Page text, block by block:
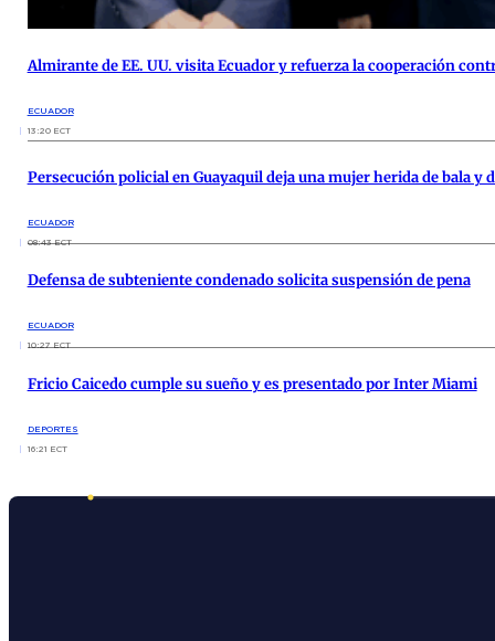
Almirante de EE. UU. visita Ecuador y refuerza la cooperación
ECUADOR
13:20 ECT
Persecución policial en Guayaquil deja una mujer herida de bala y
ECUADOR
08:43 ECT
Defensa de subteniente condenado solicita suspensión de pena
ECUADOR
10:27 ECT
Fricio Caicedo cumple su sueño y es presentado por Inter Miami
DEPORTES
16:21 ECT